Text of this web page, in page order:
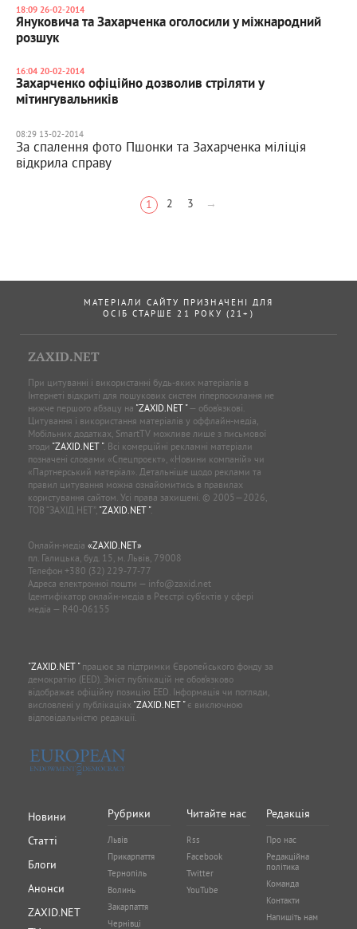
18:09 26-02-2014
Януковича та Захарченка оголосили у міжнародний
розшук
16:04 20-02-2014
Захарченко офіційно дозволив стріляти у
мітингувальників
08:29 13-02-2014
За спалення фото Пшонки та Захарченка міліція
відкрила справу
1 2 3 →
МАТЕРІАЛИ САЙТУ ПРИЗНАЧЕНІ ДЛЯ
ОСІБ СТАРШЕ 21 РОКУ (21+)
ZAXID.NET
При цитуванні і використанні будь-яких матеріалів в
Інтернеті відкриті для пошукових систем гіперпосилання не
нижче першого абзацу на "ZAXID.NET "— обов’язкові.
Цитування і використання матеріалів у оффлайн-медіа,
Мобільних додатках, SmartTV можливе лише з письмової
згоди "ZAXID.NET ". Всі комерційні рекламні матеріали
позначені словами «Спецпроєкт», «Новини компаній» чи
«Партнерський матеріал». Детальніше щодо реклами та
правил цитування можна ознайомитись в правилах
користування сайтом. Усі права захищені. © 2005—2026,
ТОВ “ЗАХІД.НЕТ”, "ZAXID.NET ".
Онлайн-медіа «ZAXID.NET»
пл. Галицька, буд. 15, м. Львів, 79008
Телефон +380 (32) 229-77-77
Адреса електронної пошти — info@zaxid.net
Ідентифікатор онлайн-медіа в Реєстрі суб'єктів у сфері
медіа — R40-06155
"ZAXID.NET "працює за підтримки Європейського фонду за
демократію (EED). Зміст публікацій не обов’язково
відображає офіційну позицію EED. Інформація чи погляди,
висловлені у публікаціях "ZAXID.NET "є виключною
відповідальністю редакції.
Новини
Статті
Блоги
Анонси
ZAXID.NET
Рубрики
Львів
Прикарпаття
Тернопіль
Волинь
Закарпаття
Чернівці
Читайте нас
Rss
Facebook
Twitter
YouTube
Редакція
Про нас
Редакційна
політика
Команда
Контакти
Напишіть нам